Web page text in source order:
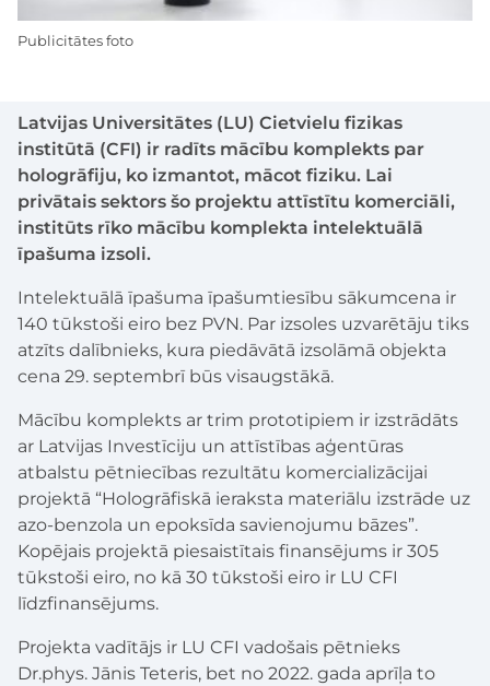
Latvijas Universitātes (LU) Cietvielu fizikas
institūtā (CFI) ir radīts mācību komplekts par
hologrāfiju, ko izmantot, mācot fiziku. Lai
privātais sektors šo projektu attīstītu komerciāli,
institūts rīko mācību komplekta intelektuālā
īpašuma izsoli.
Intelektuālā īpašuma īpašumtiesību sākumcena ir
140 tūkstoši eiro bez PVN. Par izsoles uzvarētāju tiks
atzīts dalībnieks, kura piedāvātā izsolāmā objekta
cena 29. septembrī būs visaugstākā.
Mācību komplekts ar trim prototipiem ir izstrādāts
ar Latvijas Investīciju un attīstības aģentūras
atbalstu pētniecības rezultātu komercializācijai
projektā “Hologrāfiskā ieraksta materiālu izstrāde uz
azo-benzola un epoksīda savienojumu bāzes”.
Kopējais projektā piesaistītais finansējums ir 305
tūkstoši eiro, no kā 30 tūkstoši eiro ir LU CFI
līdzfinansējums.
Projekta vadītājs ir LU CFI vadošais pētnieks
Dr.phys. Jānis Teteris, bet no 2022. gada aprīļa to
Publicitātes foto